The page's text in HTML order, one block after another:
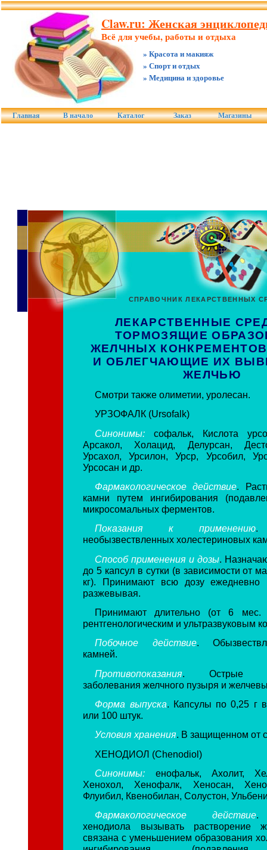
Claw.ru: Женская
Всё для учебы, работы и отдыха
» Красота и макияж
» Спорт и отдых
» Медицина и здоровье
Главная В начало Каталог Заказ Магазины
СПРАВОЧНИК ЛЕКАРСТВЕННЫХ
ЛЕКАРСТВЕННЫЕ
ТОРМОЗЯЩИЕ
ЖЕЛЧНЫХ
И ОБЛЕГЧАЮЩИЕ ИХ
ЖЕЛЧЬЮ
Смотри также олиметии, уролесан.
УРЗОФАЛК (Ursofalk)
Синонимы: софальк, Кислота
Арсакол, Холацид, Делурсан,
Урсахол, Урсилон, Урср, Урсобил,
Урсосан и др.
Фармакологическое действие.
камни путем ингибирования
микросомальных ферментов.
Показания к применению.
необызвествленных холестериновых
Способ применения и дозы.
до 5 капсул в сутки (в зависимости от
кг). Принимают всю дозу
разжевывая.
Принимают длительно (от 6
рентгенологическим и ультразвуковым
Побочное действие.
камней.
Противопоказания. Острые
заболевания желчного пузыря и
Форма выпуска. Капсулы по 0,25 г
или 100 штук.
Условия хранения. В защищенном от
ХЕНОДИОЛ (Chenodiol)
Синонимы: енофальк, Ахолит,
Хенохол, Хенофалк, Хеносан,
Флуибил, Квенобилан, Солустон,
Фармакологическое действие.
хенодиола вызывать растворение
связана с уменьшением образования